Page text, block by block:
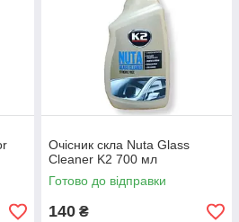
Очісник скла Nuta Glass
Cleaner K2 700 мл
Готово до відправки
140 ₴